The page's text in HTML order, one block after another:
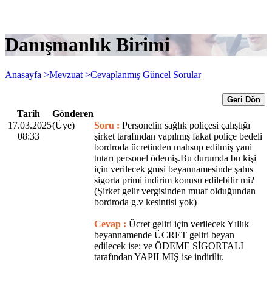
Danışmanlık Birimi
Anasayfa >Mevzuat >Cevaplanmış Güncel Sorular
Geri Dön
Tarih
Gönderen
17.03.2025
08:33
(Üye) Soru : Personelin sağlık poliçesi çalıştığı
şirket tarafından yapılmış fakat poliçe bedeli
bordroda ücretinden mahsup edilmiş yani
tutarı personel ödemiş.Bu durumda bu kişi
için verilecek gmsi beyannamesinde şahıs
sigorta primi indirim konusu edilebilir mi?
(Şirket gelir vergisinden muaf olduğundan
bordroda g.v kesintisi yok)
Cevap : Ücret geliri için verilecek Yıllık
beyannamende ÜCRET geliri beyan
edilecek ise; ve ÖDEME SİGORTALI
tarafından YAPILMIŞ ise indirilir.